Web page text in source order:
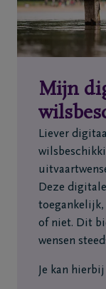
Mijn
Liever
Deze
toegankelijk,
of niet. Dit
wensen
Je kan